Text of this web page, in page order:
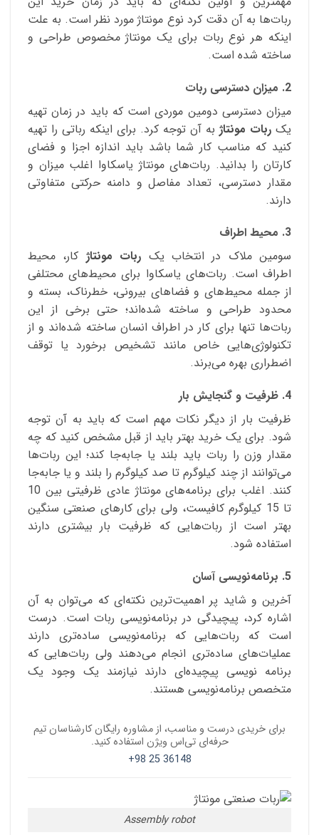
ربات‌ها به آن دقت کرد نوع مونتاژ مورد نظر است. به علت
اینکه هر نوع ربات برای یک مونتاژ مخصوص طراحی و
ساخته شده است.
2. میزان دسترسی ربات
میزان دسترسی دومین موردی است که باید در زمان تهیه
یک ربات مونتاژ به آن توجه کرد. برای اینکه رباتی را تهیه
کنید که مناسب کار شما باشد باید اندازه اجزا و فضای
کارتان را بدانید. ربات‌های مونتاژ یاسکاوا اغلب میزان و
مقدار دسترسی، تعداد مفاصل و دامنه حرکتی متفاوتی
دارند.
3. محیط اطراف
سومین ملاک در انتخاب یک ربات مونتاژ کار، محیط
اطراف است. ربات‌های یاسکاوا برای محیط‌های محتلفی
از جمله محیط‌های و فضاهای بیرونی، خطرناک، بسته و
محدود طراحی و ساخته شده‌اند؛ حتی برخی از این
ربات‌ها تنها برای کار در اطراف انسان ساخته شده‌اند و از
تکنولوژی‌هایی خاص مانند تشخیص برخورد یا توقف
اضطراری بهره‌ می‌برند.
4. ظرفیت و گنجایش بار
ظرفیت بار از دیگر نکات مهم است که باید به آن توجه
شود. برای یک خرید بهتر باید از قبل مشخص کنید که چه
مقدار وزن را ربات باید بلند یا جابه‌جا کند؛ این ربات‌ها
می‌توانند از چند کیلوگرم تا صد کیلوگرم را بلند و یا جابه‌جا
کنند. اغلب برای برنامه‌های مونتاژ عادی ظرفیتی بین 10
تا 15 کیلوگرم کافیست، ولی برای کارهای صنعتی سنگین
بهتر است از ربات‌هایی که ظرفیت بار بیشتری دارند
استفاده شود.
5. برنامه‌نویسی آسان
آخرین و شاید پر اهمیت‌ترین نکته‌ای که می‌توان به آن
اشاره کرد، پیچیدگی در برنامه‌نویسی ربات است. درست
است که ربات‌هایی که برنامه‌نویسی ساده‌تری دارند
عملیات‌های ساده‌تری انجام می‌دهند ولی ربات‌هایی که
برنامه نویسی پیچیده‌ای دارند نیازمند یک وجود یک
متخصص برنامه‌نویسی هستند.
برای خریدی درست و مناسب، از مشاوره رایگان کارشناسان تیم
حرفه‌ای تی‌اس ویژن استفاده کنید.
36148 25 98+
Assembly robot